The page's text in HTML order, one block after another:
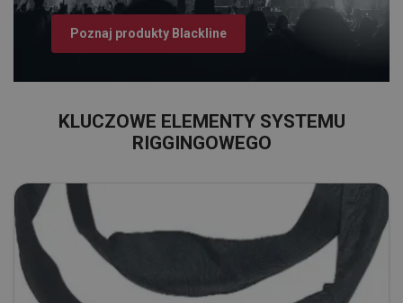
Poznaj produkty Blackline
KLUCZOWE ELEMENTY SYSTEMU
RIGGINGOWEGO